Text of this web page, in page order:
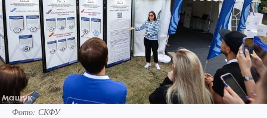
Фото: СКФУ